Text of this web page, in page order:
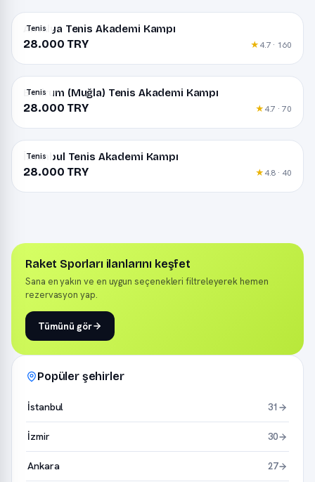
Tenis
Antalya Tenis Akademi Kampı
28.000 TRY ★4.7 · 160
Tenis
Bodrum (Muğla) Tenis Akademi Kampı
28.000 TRY ★4.7 · 70
Tenis
İstanbul Tenis Akademi Kampı
28.000 TRY ★4.8 · 40
Raket Sporları ilanlarını keşfet
Sana en yakın ve en uygun seçenekleri filtreleyerek hemen
rezervasyon yap.
Tümünü gör
Popüler şehirler
İstanbul 31
İzmir 30
Ankara 27